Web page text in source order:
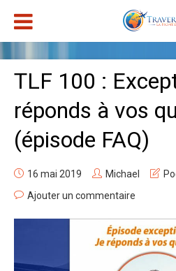
TLF 100 :
réponds à vos
(épisode FAQ)
16 mai 2019 Michael
Ajouter un commentaire